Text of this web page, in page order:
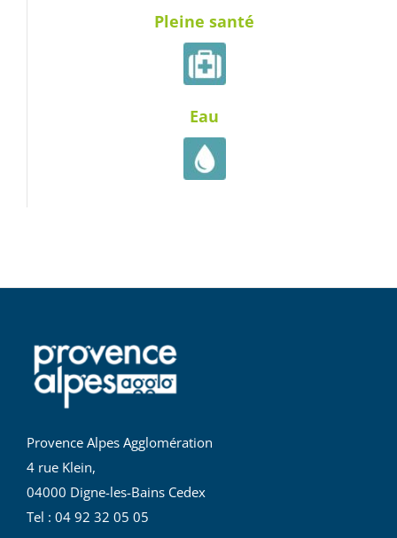
Pleine santé
Eau
Provence Alpes Agglomération
4 rue Klein,
04000 Digne-les-Bains Cedex
Tel : 04 92 32 05 05